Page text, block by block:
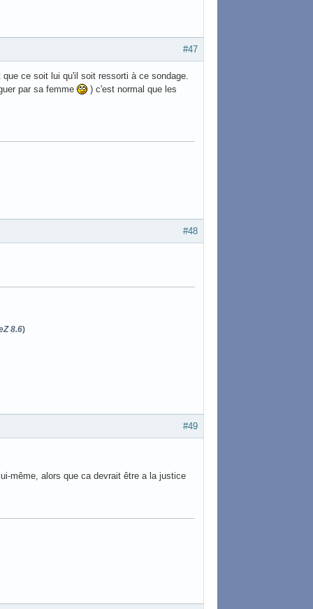
#47
ce soit lui qu'il soit ressorti à ce sondage.
par sa femme
) c'est normal que les
#48
8.6)
#49
même, alors que ca devrait être a la justice